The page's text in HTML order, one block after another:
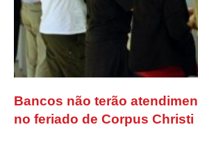
Bancos não terão
no feriado de Corpus Christi